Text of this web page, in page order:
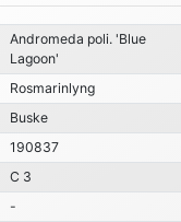
Andromeda poli. 'Blue
Lagoon'
Rosmarinlyng
Buske
190837
C 3
-